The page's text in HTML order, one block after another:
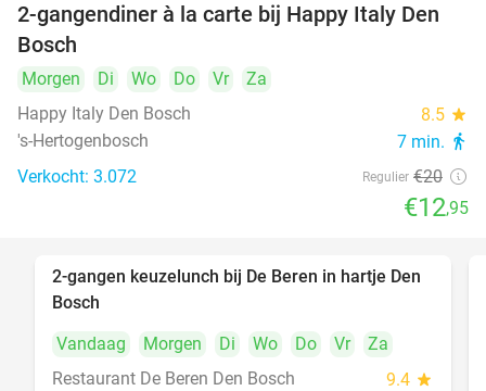
35%
2-gangendiner à la carte bij Happy Italy Den
Bosch
Morgen Di Wo Do Vr
Za
Happy Italy Den Bosch
8.5 star
's-Hertogenbosch 7 min. directions_walk
Verkocht: 3.072 Regulier €20
€12,95
43%
2-gangen keuzelunch bij De Beren in hartje Den
Bosch
Vandaag
Morgen Di Wo Do Vr
Za
Restaurant De Beren Den Bosch
9.4 star